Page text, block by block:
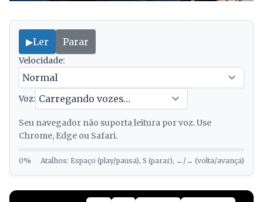
▶Ler Parar
Velocidade:
Voz:
Seu navegador não suporta leitura por voz. Use
Chrome, Edge ou Safari.
0% Atalhos: Espaço (play/pausa), S (parar), ←/→ (volta/avança)